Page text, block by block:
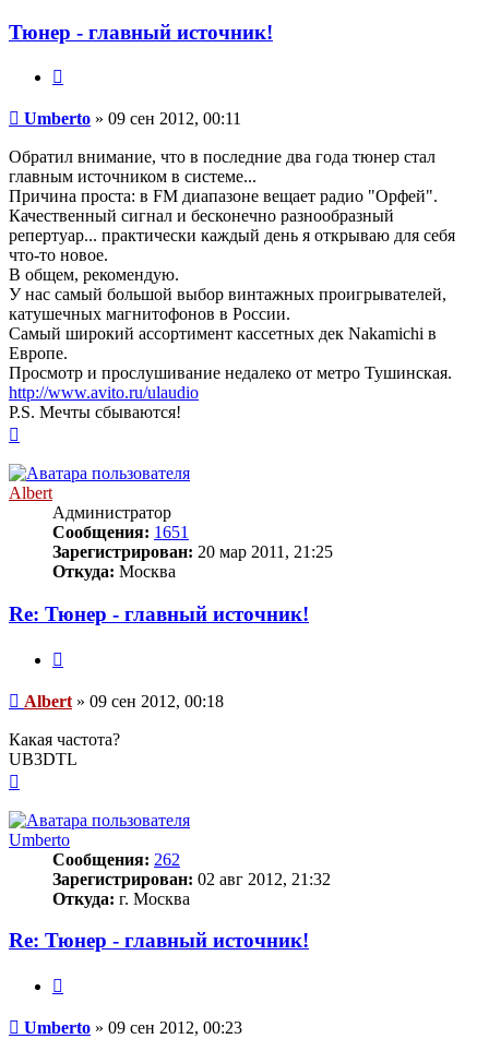
Тюнер - главный источник!
Сообщение
Umberto » 09 сен 2012, 00:11
Обратил внимание, что в последние два года тюнер стал
главным источником в системе...
Причина проста: в FM диапазоне вещает радио "Орфей".
Качественный сигнал и бесконечно разнообразный
репертуар... практически каждый день я открываю для себя
что-то новое.
В общем, рекомендую.
У нас самый большой выбор винтажных проигрывателей,
катушечных магнитофонов в России.
Самый широкий ассортимент кассетных дек Nakamichi в
Европе.
Просмотр и прослушивание недалеко от метро Тушинская.
http://www.avito.ru/ulaudio
P.S. Мечты сбываются!
началу
Albert
Администратор
Сообщения: 1651
Зарегистрирован: 20 мар 2011, 21:25
Откуда: Москва
Re: Тюнер - главный источник!
Сообщение
Albert » 09 сен 2012, 00:18
Какая частота?
UB3DTL
началу
Umberto
Сообщения: 262
Зарегистрирован: 02 авг 2012, 21:32
Откуда: г. Москва
Re: Тюнер - главный источник!
Сообщение
Umberto » 09 сен 2012, 00:23